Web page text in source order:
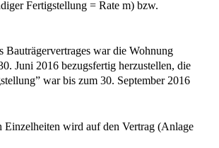
Fertigstellung = Rate m) bzw.
Bauträgervertrages war die Wohnung
Juni 2016 bezugsfertig herzustellen, die
war bis zum 30. September 2016
Einzelheiten wird auf den Vertrag (Anlage